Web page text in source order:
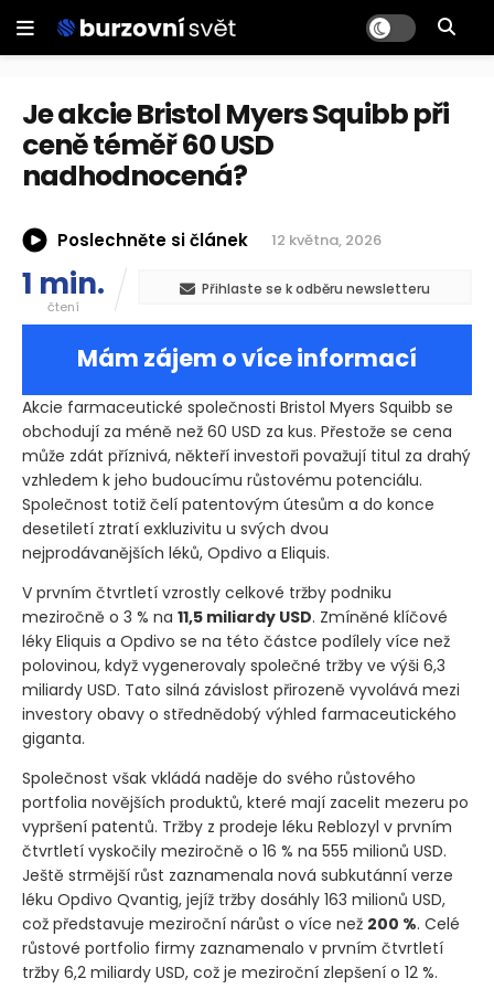
Je akcie Bristol Myers Squibb při
ceně téměř 60 USD
nadhodnocená?
Poslechněte si článek 12 května, 2026
1 min.
čtení
Přihlaste se k odběru newsletteru
Mám zájem o více informací
Akcie farmaceutické společnosti Bristol Myers Squibb se
obchodují za méně než 60 USD za kus. Přestože se cena
může zdát příznivá, někteří investoři považují titul za drahý
vzhledem k jeho budoucímu růstovému potenciálu.
Společnost totiž čelí patentovým útesům a do konce
desetiletí ztratí exkluzivitu u svých dvou
nejprodávanějších léků, Opdivo a Eliquis.
V prvním čtvrtletí vzrostly celkové tržby podniku
meziročně o 3 % na 11,5 miliardy USD. Zmíněné klíčové
léky Eliquis a Opdivo se na této částce podílely více než
polovinou, když vygenerovaly společné tržby ve výši 6,3
miliardy USD. Tato silná závislost přirozeně vyvolává mezi
investory obavy o střednědobý výhled farmaceutického
giganta.
Společnost však vkládá naděje do svého růstového
portfolia novějších produktů, které mají zacelit mezeru po
vypršení patentů. Tržby z prodeje léku Reblozyl v prvním
čtvrtletí vyskočily meziročně o 16 % na 555 milionů USD.
Ještě strmější růst zaznamenala nová subkutánní verze
léku Opdivo Qvantig, jejíž tržby dosáhly 163 milionů USD,
což představuje meziroční nárůst o více než 200 %. Celé
růstové portfolio firmy zaznamenalo v prvním čtvrtletí
tržby 6,2 miliardy USD, což je meziroční zlepšení o 12 %.